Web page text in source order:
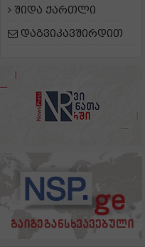
შიდა ქართლი
დაგვიკავშირდით